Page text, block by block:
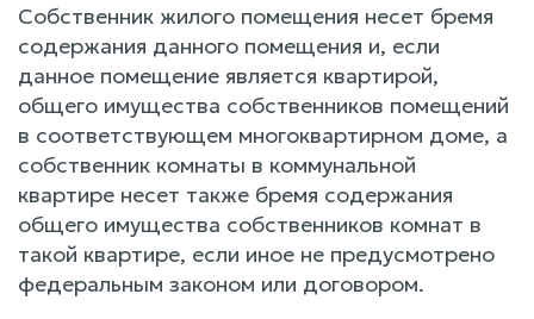
Собственник жилого помещения несет бремя
содержания данного помещения и, если
данное помещение является квартирой,
общего имущества собственников помещений
в соответствующем многоквартирном доме, а
собственник комнаты в коммунальной
квартире несет также бремя содержания
общего имущества собственников комнат в
такой квартире, если иное не предусмотрено
федеральным законом или договором.